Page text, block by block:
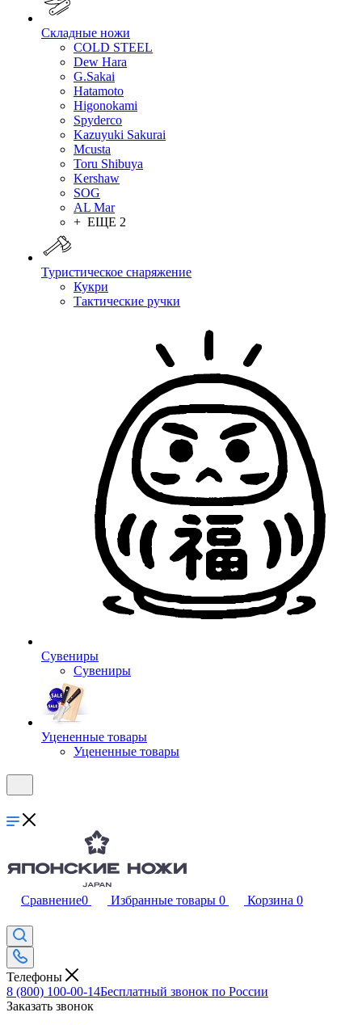
Складные ножи
COLD STEEL
Dew Hara
G.Sakai
Hatamoto
Higonokami
Spyderco
Kazuyuki Sakurai
Mcusta
Toru Shibuya
Kershaw
SOG
AL Mar
+ ЕЩЕ 2
Туристическое снаряжение
Кукри
Тактические ручки
Сувениры
Сувениры
Уцененные товары
Уцененные товары
Сравнение0 Избранные товары 0 Корзина 0
Телефоны
8 (800) 100-00-14Бесплатный звонок по России
Заказать звонок